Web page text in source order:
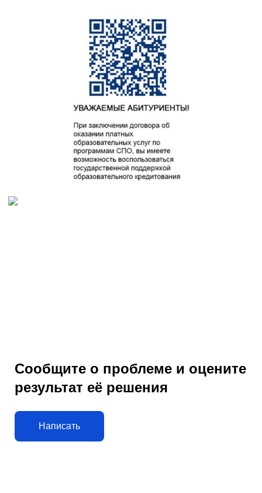
Сообщите о проблеме и оцените
результат её решения
Написать